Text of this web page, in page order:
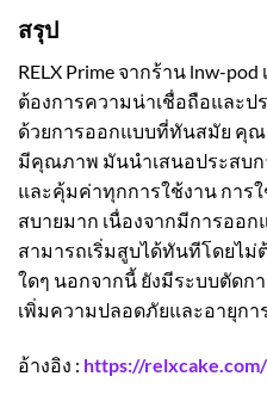
สรุป
RELX Prime จากร้าน lnw-
ต้องการความน่าเชื่อถือและ
ด้วยการออกแบบที่ทันสมัย คุ
มีคุณภาพ มันนำเสนอประสบ
และคุ้มค่าทุกการใช้งาน การใ
สบายมาก เนื่องจากมีการออ
สามารถเริ่มสูบได้ทันทีโดยไม่
ใดๆ นอกจากนี้ ยังมีระบบตัดก
เพิ่มความปลอดภัยและอายุกา
อ้างอิง : https://